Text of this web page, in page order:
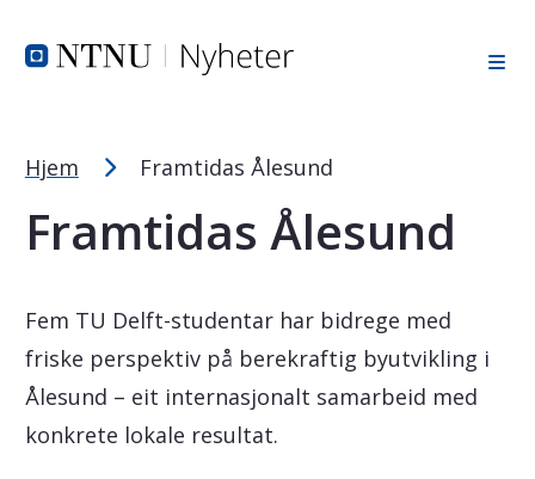
PC: Press ned CTRL og klikk på + (pluss) for å forstørre
Hjem Framtidas Ålesund
Framtidas Ålesund
Fem TU Delft-studentar har bidrege med
friske perspektiv på berekraftig byutvikling i
Ålesund – eit internasjonalt samarbeid med
konkrete lokale resultat.